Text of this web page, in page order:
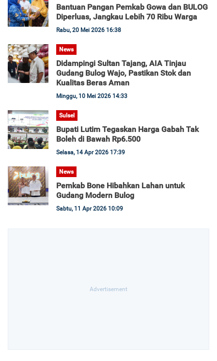
Bantuan Pangan Pemkab Gowa dan BULOG
Diperluas, Jangkau Lebih 70 Ribu Warga
Rabu, 20 Mei 2026 16:38
News
Didampingi Sultan Tajang, AIA Tinjau
Gudang Bulog Wajo, Pastikan Stok dan
Kualitas Beras Aman
Minggu, 10 Mei 2026 14:33
Sulsel
Bupati Lutim Tegaskan Harga Gabah Tak
Boleh di Bawah Rp6.500
Selasa, 14 Apr 2026 17:39
News
Pemkab Bone Hibahkan Lahan untuk
Gudang Modern Bulog
Sabtu, 11 Apr 2026 10:09